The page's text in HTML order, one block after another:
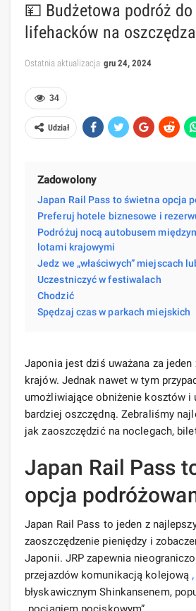
💴 Budżetowa podróż
lifehacków na
Ostatnia aktualizacja gru 24, 2024
34
Udział
Zadowolony
Japan Rail Pass to świetna opcja
Preferuj hotele biznesowe i
Podróżuj nocą autobusem
lotami krajowymi
Jedz we „właściwych” miejscach
Uczestniczyć w festiwalach
Chodzić
Spędzaj czas w parkach miejskich
Japonia jest dziś uważana za jeden
krajów. Jednak nawet w tym
umożliwiające obniżenie kosztów i
bardziej oszczędną. Zebraliśmy
jak zaoszczędzić na noclegach,
Japan Rail Pass
opcja
Japan Rail Pass to jeden z
zaoszczędzenie pieniędzy i
Japonii. JRP zapewnia
przejazdów komunikacją kolejową ,
błyskawicznym Shinkansenem,